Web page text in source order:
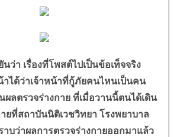
เรื่องที่โพสต์ไปเป็นข้อเท็จจริง
ได้ว่าเจ้าหน้าที่กู้ภัยคนไหนเป็นคน
ผลตรวจร่างกาย ที่เมื่อวานนี้ตนได้เดิน
ยที่สถาบันนิติเวชวิทยา โรงพยาบาล
าบว่าผลการตรวจร่างกายออกมาแล้ว